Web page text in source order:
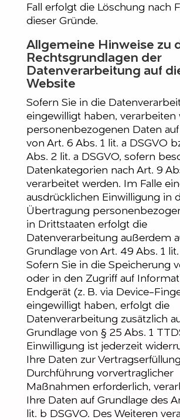
Fall erfolgt die Löschung nach
dieser Gründe.
Allgemeine Hinweise zu
Rechtsgrundlagen der
Datenverarbeitung auf
Website
Sofern Sie in die
eingewilligt haben, verarbeiten
personenbezogenen Daten
von Art. 6 Abs. 1 lit. a DSGVO
Abs. 2 lit. a DSGVO, sofern
Datenkategorien nach Art. 9
verarbeitet werden. Im Falle
ausdrücklichen Einwilligung in
Übertragung
in Drittstaaten erfolgt die
Datenverarbeitung außerdem
Grundlage von Art. 49 Abs. 1 lit.
Sofern Sie in die Speicherung
oder in den Zugriff auf
Endgerät (z. B. via Device-
eingewilligt haben, erfolgt die
Datenverarbeitung zusätzlich
Grundlage von § 25 Abs. 1
Einwilligung ist jederzeit
Ihre Daten zur
Durchführung vorvertraglicher
Maßnahmen erforderlich,
Ihre Daten auf Grundlage des
lit. b DSGVO. Des Weiteren